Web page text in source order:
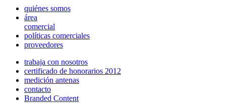
quiénes somos
área
comercial
políticas comerciales
proveedores
trabaja con nosotros
certificado de honorarios 2012
medición antenas
contacto
Branded Content